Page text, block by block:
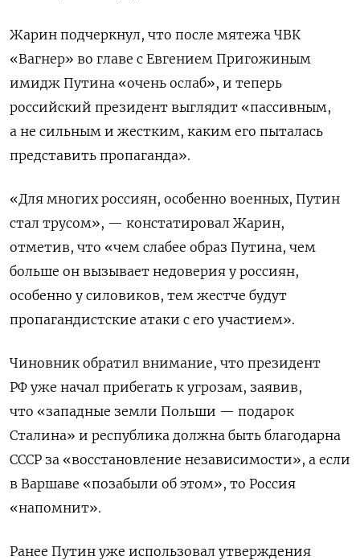
Жарин подчеркнул, что после мятежа ЧВК
«Вагнер» во главе с Евгением Пригожиным
имидж Путина «очень ослаб», и теперь
российский президент выглядит «пассивным,
а не сильным и жестким, каким его пыталась
представить пропаганда».
«Для многих россиян, особенно военных, Путин
стал трусом», — констатировал Жарин,
отметив, что «чем слабее образ Путина, чем
больше он вызывает недоверия у россиян,
особенно у силовиков, тем жестче будут
пропагандистские атаки с его участием».
Чиновник обратил внимание, что президент
РФ уже начал прибегать к угрозам, заявив,
что «западные земли Польши — подарок
Сталина» и республика должна быть благодарна
СССР за «восстановление независимости», а если
в Варшаве «позабыли об этом», то Россия
«напомнит».
Ранее Путин уже использовал утверждения